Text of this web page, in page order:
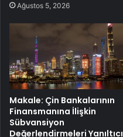
Ağustos 5, 2026
Makale: Çin Bankalarının
Finansmanına İlişkin
Sübvansiyon
Değerlendirmeleri Yanıltıcı